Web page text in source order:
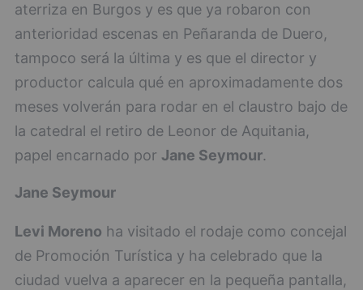
aterriza en Burgos y es que ya robaron con
anterioridad escenas en Peñaranda de Duero,
tampoco será la última y es que el director y
productor calcula qué en aproximadamente dos
meses volverán para rodar en el claustro bajo de
la catedral el retiro de Leonor de Aquitania,
papel encarnado por Jane Seymour.
Jane Seymour
Levi Moreno ha visitado el rodaje como concejal
de Promoción Turística y ha celebrado que la
ciudad vuelva a aparecer en la pequeña pantalla,